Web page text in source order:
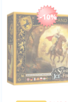
-10%